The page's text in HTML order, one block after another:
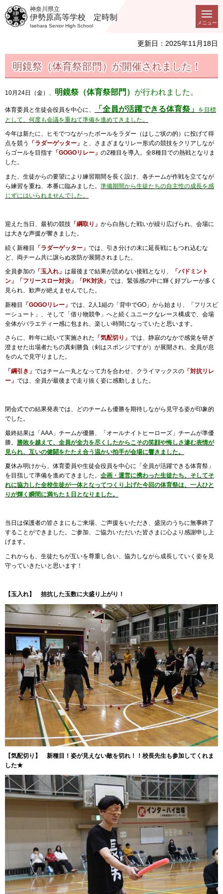
神奈川県立
伊勢原高等学校 定時制
Isehara Senior High School
メニュー
更新日：2025年11月18日
明鏡祭（体育祭部門）が開催されました！
10月24日（金）、 明鏡祭（体育祭部門） が行われました。
体育委員と生徒会役員を中心に、 「全員が活躍できる体育祭」
を目標
として、何度も会議を重ねて準備を進めてきました。
今年は新たに、ヒモでつながったボールをラダー（はしご状の的）に投げて得
点を競う
「ラダーゲッター」 と、さまざまなリレー形式の競技をクリアしなが
らゴールを目指す 「GOGOリレー」 の2種目を導入。全8種目での熱戦となりま
した。
また、生徒からの要望により練習期間を長く設け、各チームが作戦を立てなが
ら練習を重ね、本番に臨みました。 準備期間から生徒たちの自主性の成長を感
じずにはいられませんでした。
迎えた当日、最初の競技 「綱取り」 から白熱した戦いが繰り広げられ、会場に
は大きな声援が響きました。
続く新種目 「ラダーゲッター」 では、引き分けの末に延長戦にもつれ込むな
ど、両チーム共に譲らぬ攻防が展開されました。
全員参加の 「玉入れ」 は最後まで結果が読めない接戦となり、
「バドミント
ン」「フリースロー対決」「PK対決」 では、緊張感の中に輝く好プレーが多く
見られ、歓声が絶えませんでした。
新種目 「GOGOリレー」 では、2人1組の「背中でGO」から始まり、「フリスビ
ーシュート」、そして「借り物競争」へと続くユニークなレース構成で、会場
全体がバラエティー感に包まれ、楽しい時間になっていたと思います。
さらに、昨年に続いて実施された 「気配切り」 では、静寂のなかで感覚を研ぎ
澄ませた出場者たちの真剣勝負（剣はスポンジですが）が展開され、全員が息
をのんで見守りました。
「綱引き」 ではチーム一丸となって力を合わせ、クライマックスの 「対抗リレ
ー」 では、全員が最後まで走り抜く姿に感動しました。
閉会式での結果発表では、どのチームも優勝を期待しながら見守る姿が印象的
でした。
最終結果は「AAA」チームが優勝、「オールナイトヒーローズ」チームが準優
勝。 勝敗を越えて、全員が全力を尽くしたからこその笑顔や悔しさ滲む表情が
見られ、互いの健闘をたたえ合う温かい拍手が会場に響きました。
夏休み明けから、体育委員や生徒会役員を中心に「全員が活躍できる体育祭」
を目指して準備を進めてきました。 企画・運営に携わった生徒たち、そしてそ
れに協力した全校生徒が一体となってつくり上げた今回の体育祭は、一人ひと
りが輝く瞬間に満ちた１日となりました。
当日は保護者の皆さまにもご来場、ご声援をいただき、盛況のうちに無事終了
することができました。ご参加、ご協力いただいた皆さまに心より感謝申し上
げます。
これからも、生徒たちが互いを尊重し合い、協力しながら成長していく姿を見
守っていきたいと思います！
【玉入れ】 拮抗した玉数に大盛り上がり！
【気配切り】 新種目！姿が見えない敵を切れ！！校長先生も参加してくれま
した★